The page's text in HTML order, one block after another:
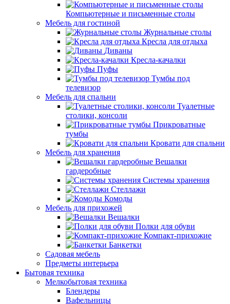
Компьютерные и письменные столы
Мебель для гостиной
Журнальные столы
Кресла для отдыха
Диваны
Кресла-качалки
Пуфы
Тумбы под
телевизор
Мебель для спальни
Туалетные
столики, консоли
Прикроватные
тумбы
Кровати для спальни
Мебель для хранения
Вешалки
гардеробные
Системы хранения
Стеллажи
Комоды
Мебель для прихожей
Вешалки
Полки для обуви
Компакт-прихожие
Банкетки
Садовая мебель
Предметы интерьера
Бытовая техника
Мелкобытовая техника
Блендеры
Вафельницы